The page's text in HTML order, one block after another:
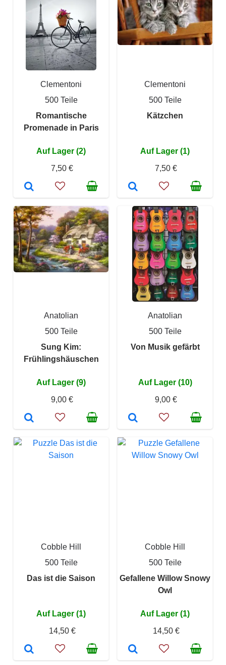
Clementoni
500 Teile
Romantische
Promenade in Paris
Auf Lager (2)
7,50 €
Clementoni
500 Teile
Kätzchen
Auf Lager (1)
7,50 €
Anatolian
500 Teile
Sung Kim:
Frühlingshäuschen
Auf Lager (9)
9,00 €
Anatolian
500 Teile
Von Musik gefärbt
Auf Lager (10)
9,00 €
Cobble Hill
500 Teile
Das ist die Saison
Auf Lager (1)
14,50 €
Cobble Hill
500 Teile
Gefallene Willow Snowy
Owl
Auf Lager (1)
14,50 €